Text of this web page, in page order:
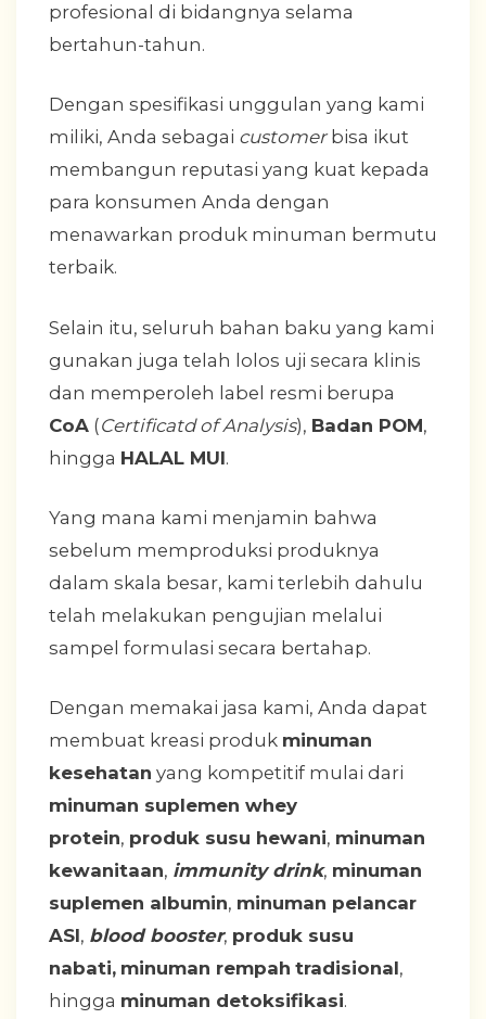
profesional di bidangnya selama
bertahun-tahun.
Dengan spesifikasi unggulan yang kami
miliki, Anda sebagai customerbisa ikut
membangun reputasi yang kuat kepada
para konsumen Anda dengan
menawarkan produk minuman bermutu
terbaik.
Selain itu, seluruh bahan baku yang kami
gunakan juga telah lolos uji secara klinis
dan memperoleh label resmi berupa
CoA (Certificatd of Analysis), Badan POM,
hingga HALAL MUI.
Yang mana kami menjamin bahwa
sebelum memproduksi produknya
dalam skala besar, kami terlebih dahulu
telah melakukan pengujian melalui
sampel formulasi secara bertahap.
Dengan memakai jasa kami, Anda dapat
membuat kreasi produk minuman
kesehatan yang kompetitif mulai dari
minuman suplemen whey
protein, produk susu hewani, minuman
kewanitaan, immunity drink, minuman
suplemen albumin, minuman pelancar
ASI, blood booster, produk susu
nabati, minuman rempah tradisional,
hingga minuman detoksifikasi.